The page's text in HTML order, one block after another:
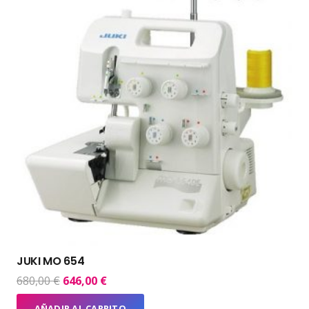
JUKI MO 654
680,00€ El
precio
646,00 €El
precio